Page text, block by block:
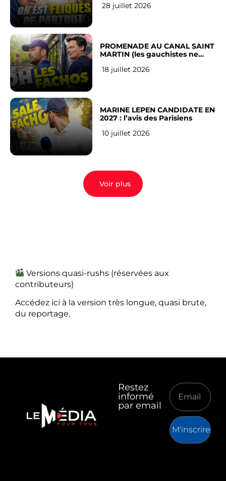
Français
28 juillet 2026
PROMENADE AU CANAL SAINT
MARTIN (les gauchistes ne
18 juillet 2026
MARINE LEPEN CANDIDATE EN
2027 : l’avis des Parisiens
10 juillet 2026
Voir plus
Versions quasi-rushs (réservées aux
contributeurs)
Accédez ici à la version très longue, quasi brute,
du reportage.
Restez
informé
par email
M'inscrire